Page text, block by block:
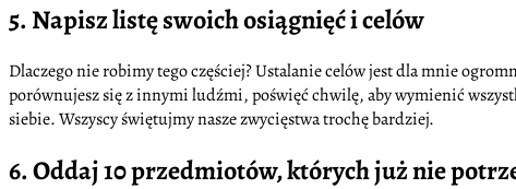
5. Napisz listę swoich osiągnięć i celów
Dlaczego nie robimy tego częściej? Ustalanie celów jest dla mnie
porównujesz się z innymi ludźmi, poświęć chwilę, aby wymienić
siebie. Wszyscy świętujmy nasze zwycięstwa trochę bardziej.
6. Oddaj 10 przedmiotów, których już nie